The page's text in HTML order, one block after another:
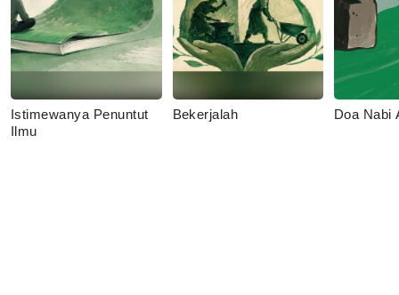
Istimewanya Penuntut
Ilmu
Bekerjalah Doa Nabi